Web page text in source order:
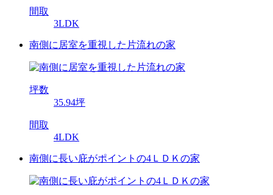
間取
3LDK
南側に居室を重視した片流れの家
坪数
35.94坪
間取
4LDK
南側に長い庇がポイントの4ＬＤＫの家